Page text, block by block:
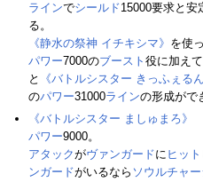
ラインでシールド15000要求と安
る。
《静水の祭神 イチキシマ》 を使
パワー7000のブースト 役に加えて
と
《バトルシスター きっふぇるん
のパワー31000ラインの形成がで
《バトルシスター ましゅまろ》
パワー9000。
アタックがヴァンガードに ヒット
ンガードがいるなら ソウルチャー